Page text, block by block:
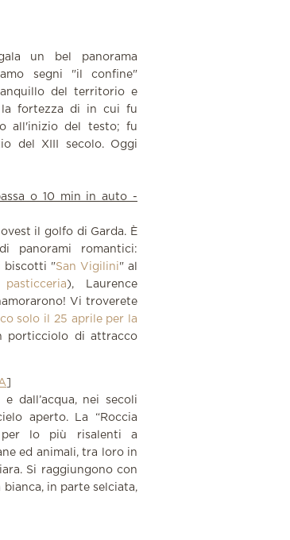
un bel panorama
segni "il confine"
del territorio e
la fortezza di in cui fu
all'inizio del testo; fu
del XIII secolo. Oggi
o 10 min in auto -
il golfo di Garda. È
panorami romantici:
biscotti "San Vigilini" al
pasticceria), Laurence
Vi troverete
solo il 25 aprile per la
porticciolo di attracco
dall’acqua, nei secoli
aperto. La “Roccia
per lo più risalenti a
ed animali, tra loro in
Si raggiungono con
in parte selciata,